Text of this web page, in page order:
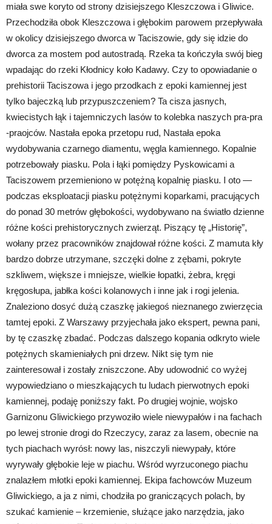
miała swe koryto od strony dzisiejszego Kleszczowa i Gliwice.
Przechodziła obok Kleszczowa i głębokim parowem przepływała
w okolicy dzisiejszego dworca w Taciszowie, gdy się idzie do
dworca za mostem pod autostradą. Rzeka ta kończyła swój bieg
wpadając do rzeki Kłodnicy koło Kadawy. Czy to opowiadanie o
prehistorii Taciszowa i jego przodkach z epoki kamiennej jest
tylko bajeczką lub przypuszczeniem? Ta cisza jasnych,
kwiecistych łąk i tajemniczych lasów to kolebka naszych pra-pra
-praojców. Nastała epoka przetopu rud, Nastała epoka
wydobywania czarnego diamentu, węgla kamiennego. Kopalnie
potrzebowały piasku. Pola i łąki pomiędzy Pyskowicami a
Taciszowem przemieniono w potężną kopalnię piasku. I oto —
podczas eksploatacji piasku potężnymi koparkami, pracujących
do ponad 30 metrów głębokości, wydobywano na światło dzienne
różne kości prehistorycznych zwierząt. Piszący tę „Historię”,
wołany przez pracowników znajdował różne kości. Z mamuta kły
bardzo dobrze utrzymane, szczęki dolne z zębami, pokryte
szkliwem, większe i mniejsze, wielkie łopatki, żebra, kręgi
kręgosłupa, jabłka kości kolanowych i inne jak i rogi jelenia.
Znaleziono dosyć dużą czaszkę jakiegoś nieznanego zwierzęcia
tamtej epoki. Z Warszawy przyjechała jako ekspert, pewna pani,
by tę czaszkę zbadać. Podczas dalszego kopania odkryto wiele
potężnych skamieniałych pni drzew. Nikt się tym nie
zainteresował i zostały zniszczone. Aby udowodnić co wyżej
wypowiedziano o mieszkających tu ludach pierwotnych epoki
kamiennej, podaję poniższy fakt. Po drugiej wojnie, wojsko
Garnizonu Gliwickiego przywoziło wiele niewypałów i na fachach
po lewej stronie drogi do Rzeczycy, zaraz za lasem, obecnie na
tych piachach wyrósł: nowy las, niszczyli niewypały, które
wyrywały głębokie leje w piachu. Wśród wyrzuconego piachu
znalazłem młotki epoki kamiennej. Ekipa fachowców Muzeum
Gliwickiego, a ja z nimi, chodziła po graniczących polach, by
szukać kamienie – krzemienie, służące jako narzędzia, jako